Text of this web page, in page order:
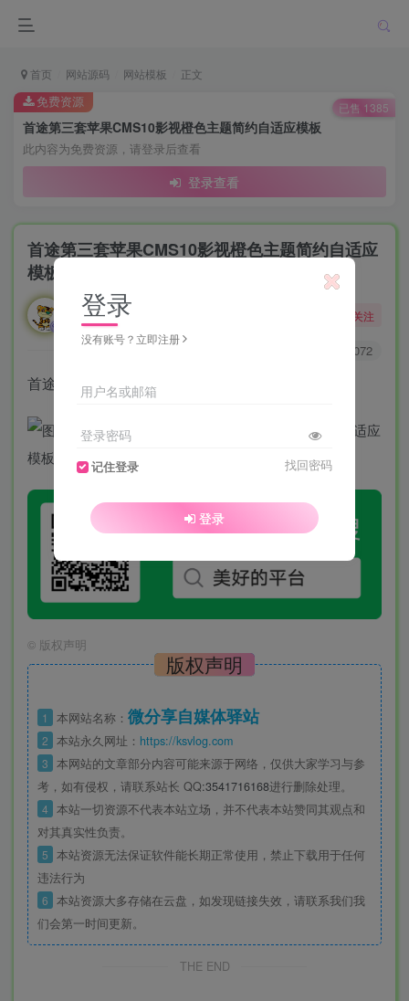
首页 网站源码 网站模板 正文
首途第三套苹果CMS10影视橙色主题简约自适应模板
此内容为免费资源，请登录后查看
登录查看
免费资源 已售 1385
首途第三套苹果CMS10影视橙色主题简约自适应
模板
勇敢的大野狼
酒醒只在花前坐，酒醉还来花下眠。
关注
1072
首途第三套橙色主题简约自适应模板
© 版权声明
版权声明
1 本网站名称： 微分享自媒体驿站
2 本站永久网址： https://ksvlog.com
3 本网站的文章部分内容可能来源于网络，仅供大家学习与参
考，如有侵权，请联系站长 QQ:3541716168进行删除处理。
4 本站一切资源不代表本站立场，并不代表本站赞同其观点和
对其真实性负责。
5 本站资源无法保证软件能长期正常使用，禁止下载用于任何
违法行为
6 本站资源大多存储在云盘，如发现链接失效，请联系我们我
们会第一时间更新。
THE END
登录
没有账号？立即注册
用户名或邮箱
登录密码
记住登录 找回密码
登录